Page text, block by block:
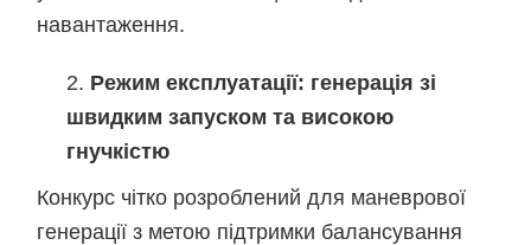
навантаження.
Режим експлуатації: генерація зі
швидким запуском та високою
гнучкістю
Конкурс чітко розроблений для маневрової
генерації з метою підтримки балансування